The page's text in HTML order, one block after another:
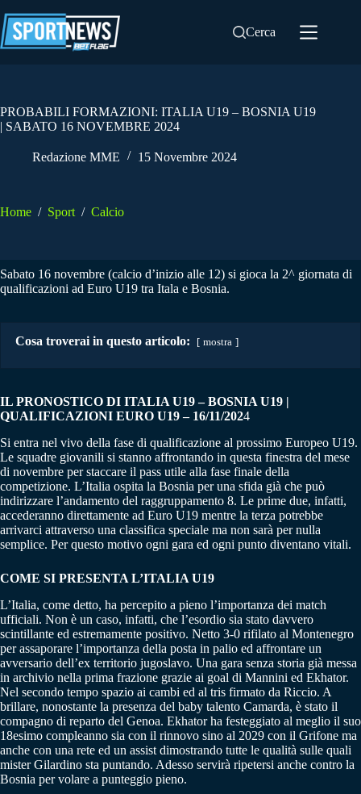
al
contenuto
Cerca
PROBABILI FORMAZIONI: ITALIA U19 – BOSNIA U19
| SABATO 16 NOVEMBRE 2024
Redazione MME 15 Novembre 2024
Home / Sport / Calcio
Sabato 16 novembre (calcio d’inizio alle 12) si gioca la 2^ giornata di
qualificazioni ad Euro U19 tra Itala e Bosnia.
Cosa troverai in questo articolo: mostra
IL PRONOSTICO DI ITALIA U19 – BOSNIA U19 |
QUALIFICAZIONI EURO U19 – 16/11/2024
Si entra nel vivo della fase di qualificazione al prossimo Europeo U19.
Le squadre giovanili si stanno affrontando in questa finestra del mese
di novembre per staccare il pass utile alla fase finale della
competizione. L’Italia ospita la Bosnia per una sfida già che può
indirizzare l’andamento del raggruppamento 8. Le prime due, infatti,
accederanno direttamente ad Euro U19 mentre la terza potrebbe
arrivarci attraverso una classifica speciale ma non sarà per nulla
semplice. Per questo motivo ogni gara ed ogni punto diventano vitali.
COME SI PRESENTA L’ITALIA U19
L’Italia, come detto, ha percepito a pieno l’importanza dei match
ufficiali. Non è un caso, infatti, che l’esordio sia stato davvero
scintillante ed estremamente positivo. Netto 3-0 rifilato al Montenegro
per assaporare l’importanza della posta in palio ed affrontare un
avversario dell’ex territorio jugoslavo. Una gara senza storia già messa
in archivio nella prima frazione grazie ai goal di Mannini ed Ekhator.
Nel secondo tempo spazio ai cambi ed al tris firmato da Riccio. A
brillare, nonostante la presenza del baby talento Camarda, è stato il
compagno di reparto del Genoa. Ekhator ha festeggiato al meglio il suo
18esimo compleanno sia con il rinnovo sino al 2029 con il Grifone ma
anche con una rete ed un assist dimostrando tutte le qualità sulle quali
mister Gilardino sta puntando. Adesso servirà ripetersi anche contro la
Bosnia per volare a punteggio pieno.